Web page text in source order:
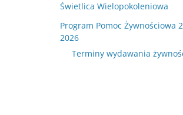
Świetlica Wielopokoleniowa
Program Pomoc Żywnościowa
2026
Terminy wydawania